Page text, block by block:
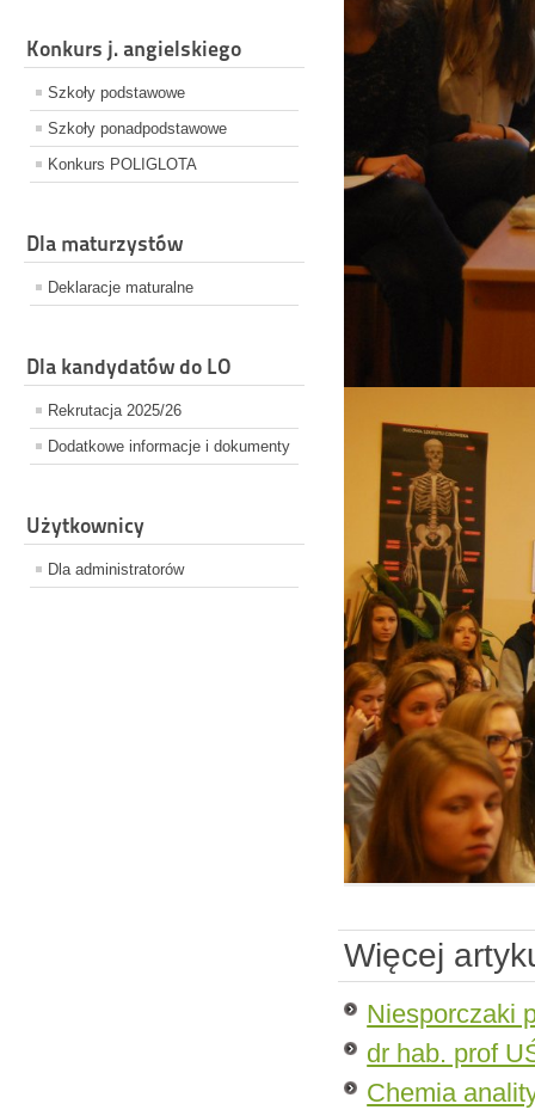
Konkurs j. angielskiego
Szkoły podstawowe
Szkoły ponadpodstawowe
Konkurs POLIGLOTA
Dla maturzystów
Deklaracje maturalne
Dla kandydatów do LO
Rekrutacja 2025/26
Dodatkowe informacje i dokumenty
Użytkownicy
Dla administratorów
Więcej
Niesporczaki
dr hab. prof
Chemia